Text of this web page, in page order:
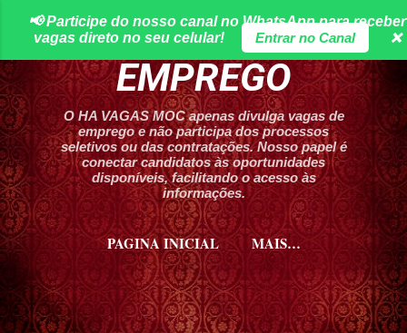
Pular para o conteúdo principal
HA VAGAS DE
EMPREGO
O HA VAGAS MOC apenas divulga vagas de
emprego e não participa dos processos
seletivos ou das contratações. Nosso papel é
conectar candidatos às oportunidades
disponíveis, facilitando o acesso às
informações.
📢 Participe do nosso canal no WhatsApp para receber
vagas direto no seu celular!
Entrar no Canal ❌
PAGINA INICIAL
MAIS…
CURSOS HA VAGAS MOC